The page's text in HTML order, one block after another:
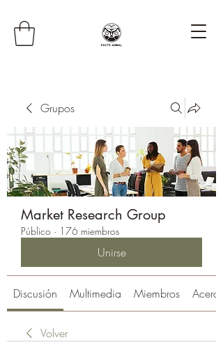
Grupos
Market Research Group
Público · 176 miembros
Unirse
Discusión Multimedia Miembros Acerca
Volver